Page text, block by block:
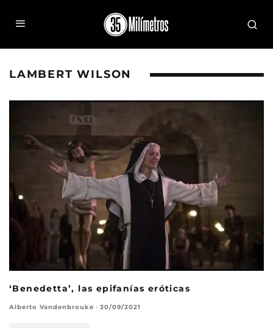
LAMBERT WILSON
‘Benedetta’, las epifanías eróticas
Alberto Vandenbrouke · 30/09/2021